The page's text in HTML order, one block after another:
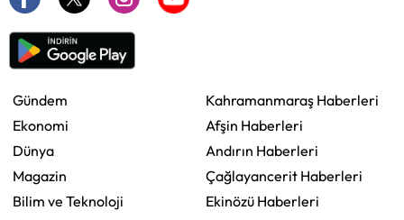
Gündem
Ekonomi
Dünya
Magazin
Bilim ve Teknoloji
Kahramanmaraş Haberleri
Afşin Haberleri
Andırın Haberleri
Çağlayancerit Haberleri
Ekinözü Haberleri